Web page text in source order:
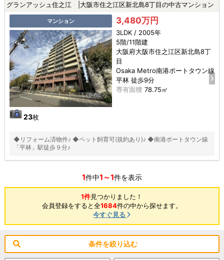
グランアッシュ住之江 |大阪市住之江区新北島8丁目の中古マンション
マンション
23枚
3,480万円
3LDK / 2005年
5階/11階建
大阪府大阪市住之江区新北島8丁
目
Osaka Metro南港ポートタウン線
平林 徒歩9分
専有面積 78.75㎡
◆リフォーム済物件♪ ◆ペット飼育可(規約あり)♪ ◆南港ポートタウン線
「平林」駅徒歩９分♪
1件中1～1件を表示
1件見つかりました！
会員登録をすると全1684件の中から探せます。
今すぐ見る
条件を絞り込む